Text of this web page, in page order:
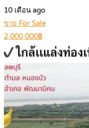
10 เดือน ago
ขาย For Sale
2,000,000฿